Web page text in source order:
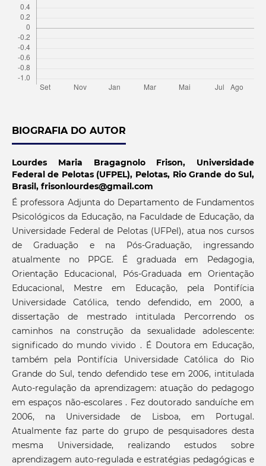
BIOGRAFIA DO AUTOR
Lourdes Maria Bragagnolo Frison, Universidade
Federal de Pelotas (UFPEL), Pelotas, Rio Grande do Sul,
Brasil, frisonlourdes@gmail.com
É professora Adjunta do Departamento de Fundamentos
Psicológicos da Educação, na Faculdade de Educação, da
Universidade Federal de Pelotas (UFPel), atua nos cursos
de Graduação e na Pós-Graduação, ingressando
atualmente no PPGE. É graduada em Pedagogia,
Orientação Educacional, Pós-Graduada em Orientação
Educacional, Mestre em Educação, pela Pontifícia
Universidade Católica, tendo defendido, em 2000, a
dissertação de mestrado intitulada Percorrendo os
caminhos na construção da sexualidade adolescente:
significado do mundo vivido . É Doutora em Educação,
também pela Pontifícia Universidade Católica do Rio
Grande do Sul, tendo defendido tese em 2006, intitulada
Auto-regulação da aprendizagem: atuação do pedagogo
em espaços não-escolares . Fez doutorado sanduíche em
2006, na Universidade de Lisboa, em Portugal.
Atualmente faz parte do grupo de pesquisadores desta
mesma Universidade, realizando estudos sobre
aprendizagem auto-regulada e estratégias pedagógicas e